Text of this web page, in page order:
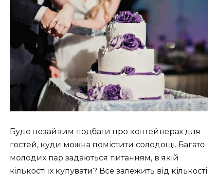
Буде незайвим подбати про контейнерах для
гостей, куди можна помістити солодощі. Багато
молодих пар задаються питанням, в якій
кількості їх купувати? Все залежить від кількості